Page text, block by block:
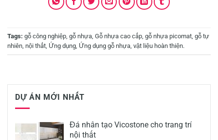
Tags: gỗ công nghiệp gỗ nhựa Gỗ nhựa cao cấp gỗ nhựa picomat gỗ tự
nhiên nội thất Ứng dụng Ứng dụng gỗ nhựa vật liệu hoàn thiện.
DỰ ÁN MỚI NHẤT
Đá nhân tạo Vicostone cho trang trí
nội thất